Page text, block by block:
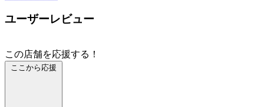
ユーザーレビュー
この店舗を応援する！
ここから応援